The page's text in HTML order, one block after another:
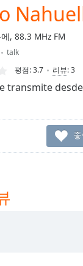
, 88.3 MHz FM
talk
평점:3.7 리뷰:3
transmite